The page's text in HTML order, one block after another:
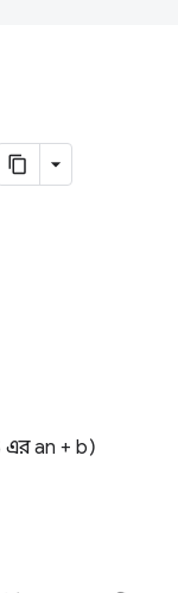
এর an + b)